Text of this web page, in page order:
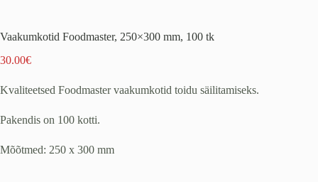
Vaakumkotid Foodmaster, 250×300 mm, 100 tk
30.00€
Kvaliteetsed Foodmaster vaakumkotid toidu säilitamiseks.
Pakendis on 100 kotti.
Mõõtmed: 250 x 300 mm